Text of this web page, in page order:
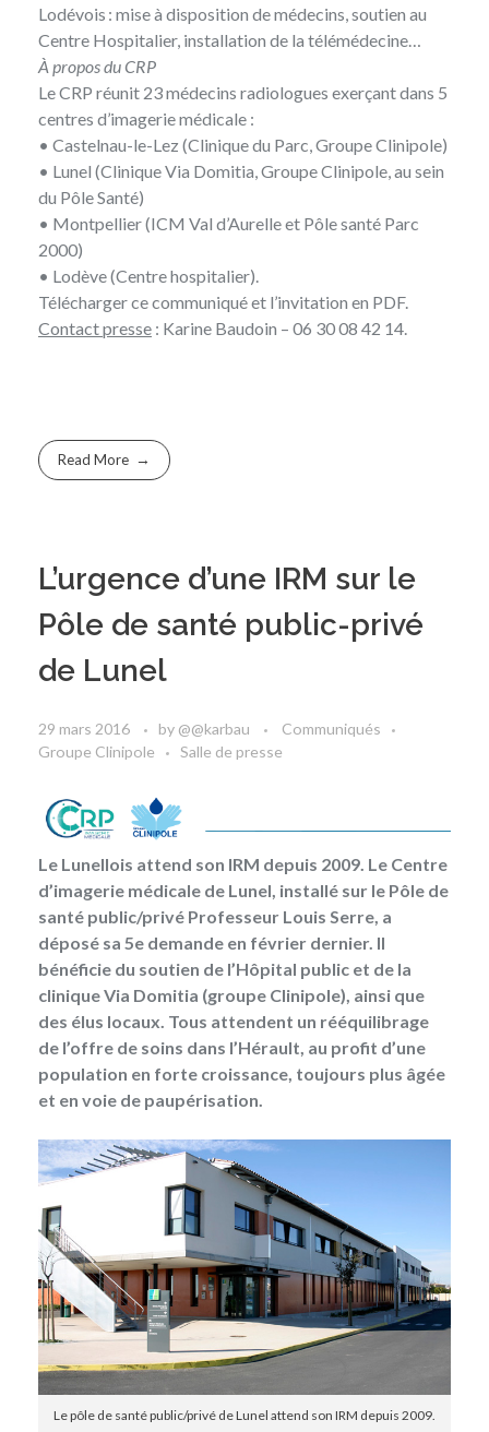
Lodévois : mise à disposition de médecins, soutien au
Centre Hospitalier, installation de la télémédecine…
À propos du CRP
Le CRP réunit 23 médecins radiologues exerçant dans 5
centres d’imagerie médicale :
• Castelnau-le-Lez (Clinique du Parc, Groupe Clinipole)
• Lunel (Clinique Via Domitia, Groupe Clinipole, au sein
du Pôle Santé)
• Montpellier (ICM Val d’Aurelle et Pôle santé Parc
2000)
• Lodève (Centre hospitalier).
Téléchargerce communiqué et l’invitation en PDF.
Contact presse : Karine Baudoin – 06 30 08 42 14.
Read More
L’urgence d’une IRM sur le
Pôle de santé public-privé
de Lunel
29 mars 2016 by @@karbau
Communiqués
Groupe Clinipole
Salle de presse
Le Lunellois attend son IRM depuis 2009. Le Centre
d’imagerie médicale de Lunel, installé sur le Pôle de
santé public/privé Professeur Louis Serre, a
déposé sa 5e demande en février dernier. Il
bénéficie du soutien de l’Hôpital public et de la
clinique Via Domitia (groupe Clinipole), ainsi que
des élus locaux. Tous attendent un rééquilibrage
de l’offre de soins dans l’Hérault, au profit d’une
population en forte croissance, toujours plus âgée
et en voie de paupérisation.
Le pôle de santé public/privé de Lunel attend son IRM depuis 2009.